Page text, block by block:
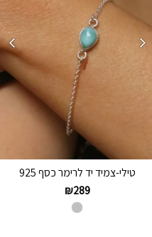
טילי-צמיד יד לרימר כסף 925
₪289